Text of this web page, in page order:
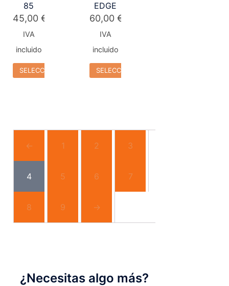
85
45,00 €
IVA
incluido
SELECCIONAR OPCIONES
EDGE
60,00 €
IVA
incluido
SELECCIONAR OPCIONES
← 1 2 3
4 5 6 7
8 9 →
¿Necesitas algo más?